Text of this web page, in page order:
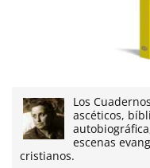
Los
ascéticos,
escenas
cristianos.